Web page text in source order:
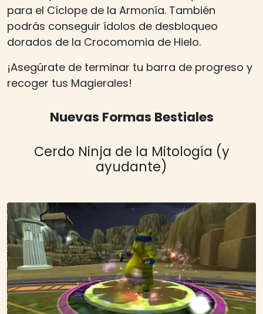
para el Cíclope de la Armonía. También
podrás conseguir ídolos de desbloqueo
dorados de la Crocomomia de Hielo.
¡Asegúrate de terminar tu barra de progreso y
recoger tus Magierales!
Nuevas Formas Bestiales
Cerdo Ninja de la Mitología (y
ayudante)